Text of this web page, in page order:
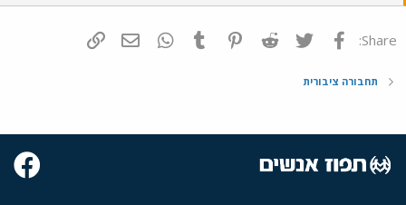
Share: פייסבוק Twitter
Reddit
Pinterest
Tumblr
WhatsAppדואר אלקטרוני
תחבורה ציבורית